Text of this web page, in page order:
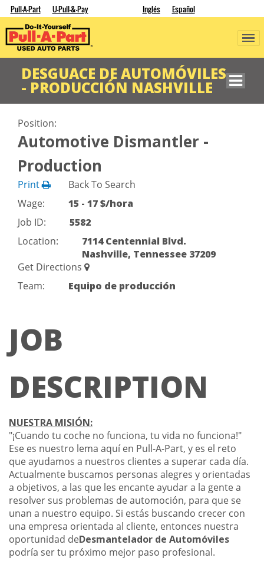
Pull-A-Part U-Pull-&-Pay Inglés Español
DESGUACE DE AUTOMÓVILES
- PRODUCCIÓN NASHVILLE
Position:
Automotive Dismantler -
Production
Print
Back To Search
Wage:
15 - 17 $/hora
Job ID:
5582
Location:
7114 Centennial Blvd.
Nashville, Tennessee 37209
Get Directions
Team:
Equipo de producción
JOB
DESCRIPTION
NUESTRA MISIÓN:
"¡Cuando tu coche no funciona, tu vida no funciona!"
Ese es nuestro lema aquí en Pull-A-Part, y es el reto
que ayudamos a nuestros clientes a superar cada día.
Actualmente buscamos personas alegres y orientadas
a objetivos, a las que les encante ayudar a la gente a
resolver sus problemas de automoción, para que se
unan a nuestro equipo. Si estás buscando crecer con
una empresa orientada al cliente, entonces nuestra
oportunidad deDesmantelador de Automóviles
podría ser tu próximo mejor paso profesional.